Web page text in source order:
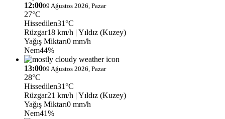
12:0009 Ağustos 2026, Pazar
27°C
Hissedilen31°C
Rüzgar18 km/h | Yıldız (Kuzey)
Yağış Miktarı0 mm/h
Nem44%
13:0009 Ağustos 2026, Pazar
28°C
Hissedilen31°C
Rüzgar21 km/h | Yıldız (Kuzey)
Yağış Miktarı0 mm/h
Nem41%